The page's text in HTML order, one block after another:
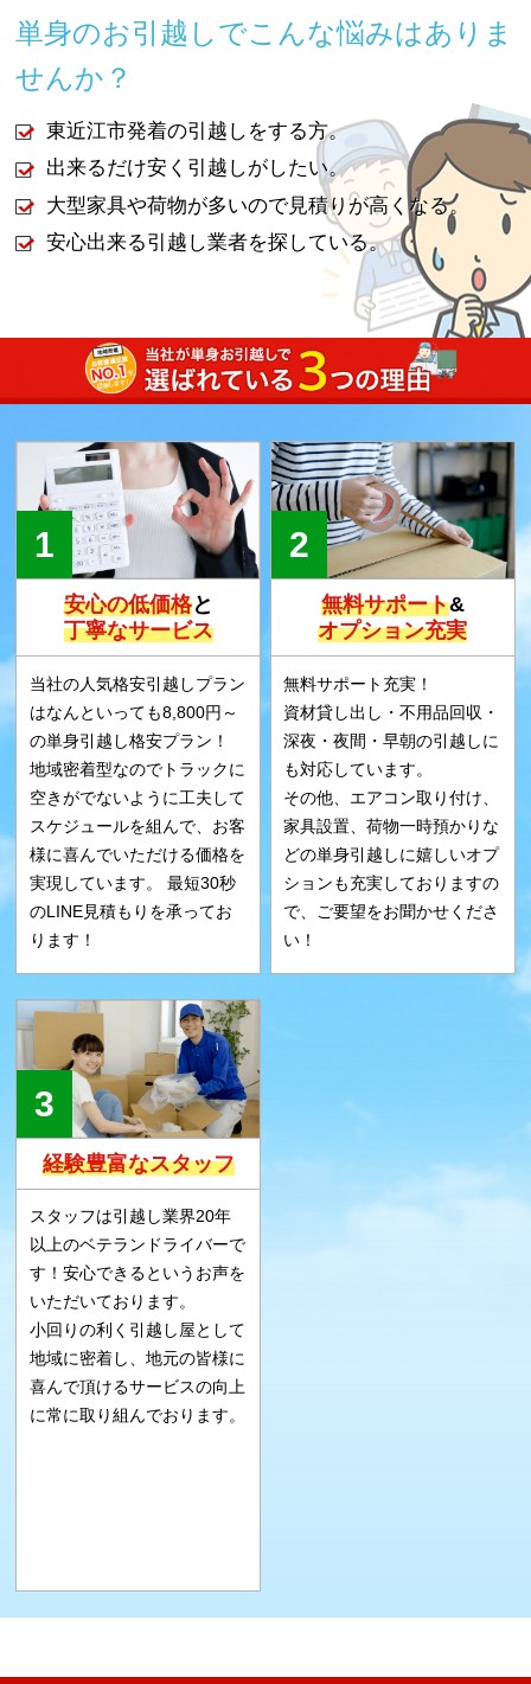
単身のお引越しでこんな悩みはありま
せんか？
東近江市発着の引越しをする方。
出来るだけ安く引越しがしたい。
大型家具や荷物が多いので見積りが高くなる。
安心出来る引越し業者を探している。
安心の低価格と
丁寧なサービス
当社の人気格安引越しプラン
はなんといっても8,800円～
の単身引越し格安プラン！
地域密着型なのでトラックに
空きがでないように工夫して
スケジュールを組んで、お客
様に喜んでいただける価格を
実現しています。 最短30秒
のLINE見積もりを承ってお
ります！
無料サポート&
オプション充実
無料サポート充実！
資材貸し出し・不用品回収・
深夜・夜間・早朝の引越しに
も対応しています。
その他、エアコン取り付け、
家具設置、荷物一時預かりな
どの単身引越しに嬉しいオプ
ションも充実しておりますの
で、ご要望をお聞かせくださ
い！
経験豊富なスタッフ
スタッフは引越し業界20年
以上のベテランドライバーで
す！安心できるというお声を
いただいております。
小回りの利く引越し屋として
地域に密着し、地元の皆様に
喜んで頂けるサービスの向上
に常に取り組んでおります。